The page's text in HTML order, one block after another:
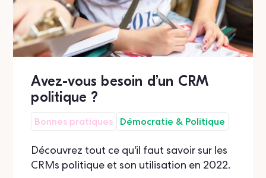
Avez-vous besoin d’un CRM
politique ?
Bonnes pratiques Démocratie & Politique
Découvrez tout ce qu'il faut savoir sur les
CRMs politique et son utilisation en 2022.